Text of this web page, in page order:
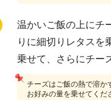
温かいご飯の上にチ
りに細切りレタスを
乗せて、さらにチー
チーズはご飯の熱で溶か
お好みの量を乗せてくだ
📌